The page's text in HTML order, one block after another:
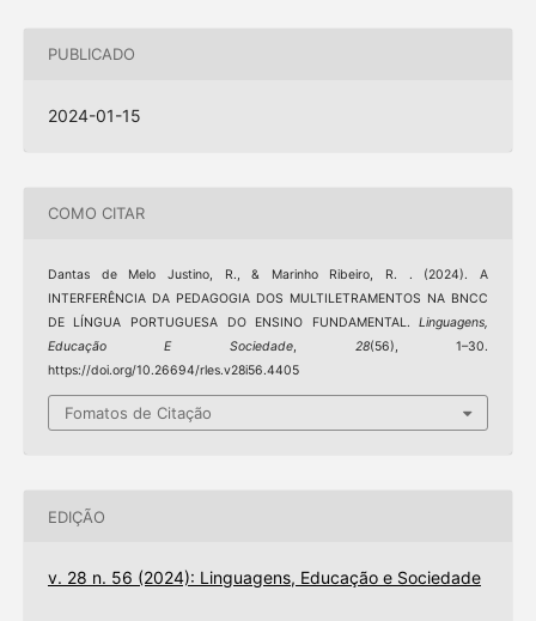
PUBLICADO
2024-01-15
COMO CITAR
Dantas de Melo Justino, R., & Marinho Ribeiro, R. . (2024). A
INTERFERÊNCIA DA PEDAGOGIA DOS MULTILETRAMENTOS NA BNCC
DE LÍNGUA PORTUGUESA DO ENSINO FUNDAMENTAL.Linguagens,
Educação E Sociedade, 28(56), 1–30.
https://doi.org/10.26694/rles.v28i56.4405
Fomatos de Citação
EDIÇÃO
v. 28 n. 56 (2024): Linguagens, Educação e Sociedade